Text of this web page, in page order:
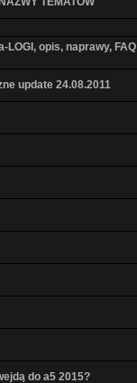
LOGI, opis, naprawy, FAQ
update 24.08.2011
do a5 2015?